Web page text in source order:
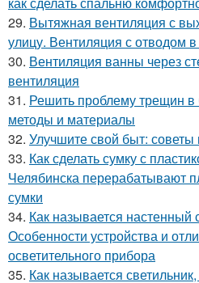
29. Вытяжная вентиляция с
улицу. Вентиляция с отводом в
30. Вентиляция ванны через
вентиляция
31. Решить проблему трещин
методы и материалы
32. Улучшите свой быт:
33. Как сделать сумку с
Челябинска перерабатывают
сумки
34. Как называется настенный
Особенности устройства и
осветительного прибора
35. Как называется